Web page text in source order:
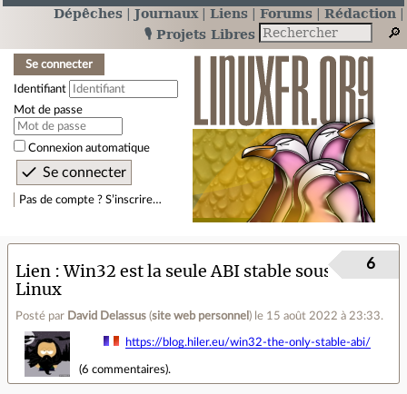
Dépêches Journaux Liens Forums
Rédaction
🎙️ Projets Libres
Se connecter
Identifiant
Mot de passe
Connexion automatique
Pas de compte ? S’inscrire…
Lien
Win32 est la seule ABI stable sous
Linux
Posté par David Delassus (site web personnel ) le 15 août 2022 à 23:33.
6
https://blog.hiler.eu/win32-the-only-stable-abi/
(6 commentaires).